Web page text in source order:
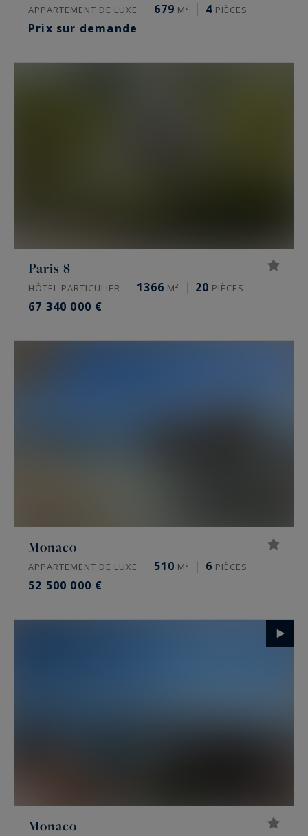
APPARTEMENT DE LUXE 679 M² 4 PIÈCES
Prix sur demande
Paris 8
HÔTEL PARTICULIER 1366 M² 20 PIÈCES
67 340 000 €
Monaco
APPARTEMENT DE LUXE 510 M² 6 PIÈCES
52 500 000 €
Monaco